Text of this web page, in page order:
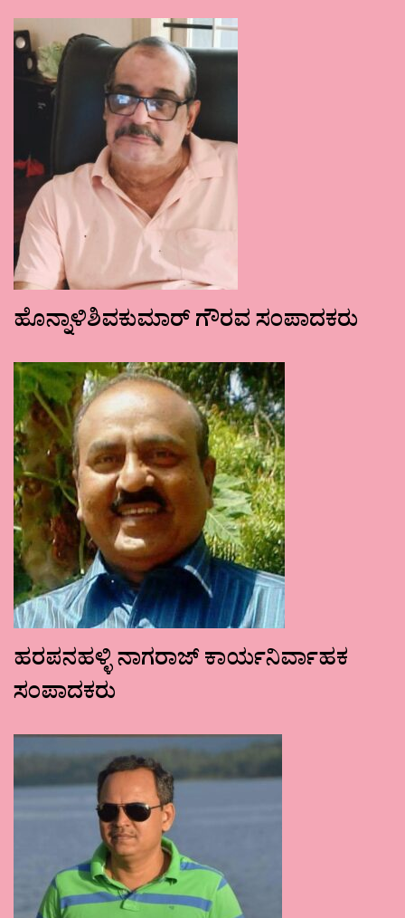
ಹೊನ್ನಾಳಿಶಿವಕುಮಾರ್ ಗೌರವ ಸಂಪಾದಕರು
ಹರಪನಹಳ್ಳಿ ನಾಗರಾಜ್ ಕಾರ್ಯನಿರ್ವಾಹಕ
ಸಂಪಾದಕರು